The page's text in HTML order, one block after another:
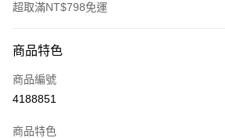
超取滿NT$798免運
信用卡一次付款
超商取貨付款
商品特色
商品編號
4188851
商品特色